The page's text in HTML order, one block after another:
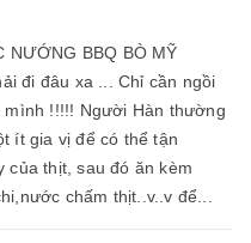
NƯỚNG BBQ BÒ MỸ
đi đâu xa ... Chỉ cần ngồi
mình !!!!! Người Hàn thường
ít gia vị để có thể tận
thịt, sau đó ăn kèm
chấm thịt..v..v để...